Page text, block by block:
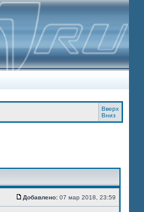
Вверх
Вниз
Добавлено: 07 мар 2018, 23:59